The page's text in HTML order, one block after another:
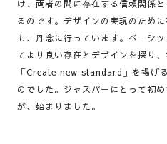
け、両者の間に存在する信頼関係
るのです。デザインの実現のため
も、丹念に行っています。ベーシ
てより良い存在とデザインを探り
「Create new standard」を掲げ
のでした。ジャスパーにとって初
が、始まりました。